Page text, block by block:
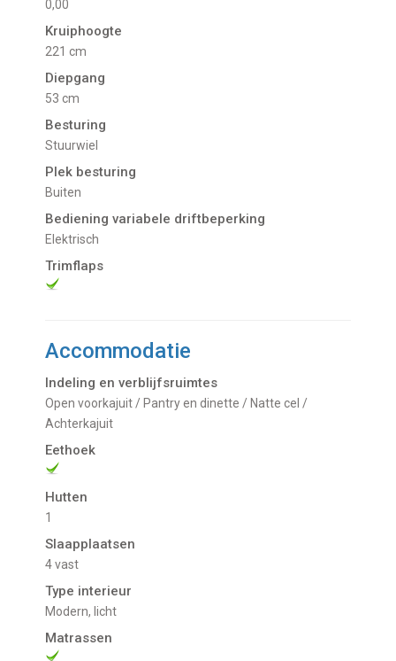
0,00
Kruiphoogte
221 cm
Diepgang
53 cm
Besturing
Stuurwiel
Plek besturing
buiten
Bediening variabele driftbeperking
Elektrisch
Trimflaps
Accommodatie
Indeling en verblijfsruimtes
Open voorkajuit / Pantry en dinette / Natte cel /
Achterkajuit
Eethoek
Hutten
1
Slaapplaatsen
4 vast
Type interieur
Modern, licht
Matrassen